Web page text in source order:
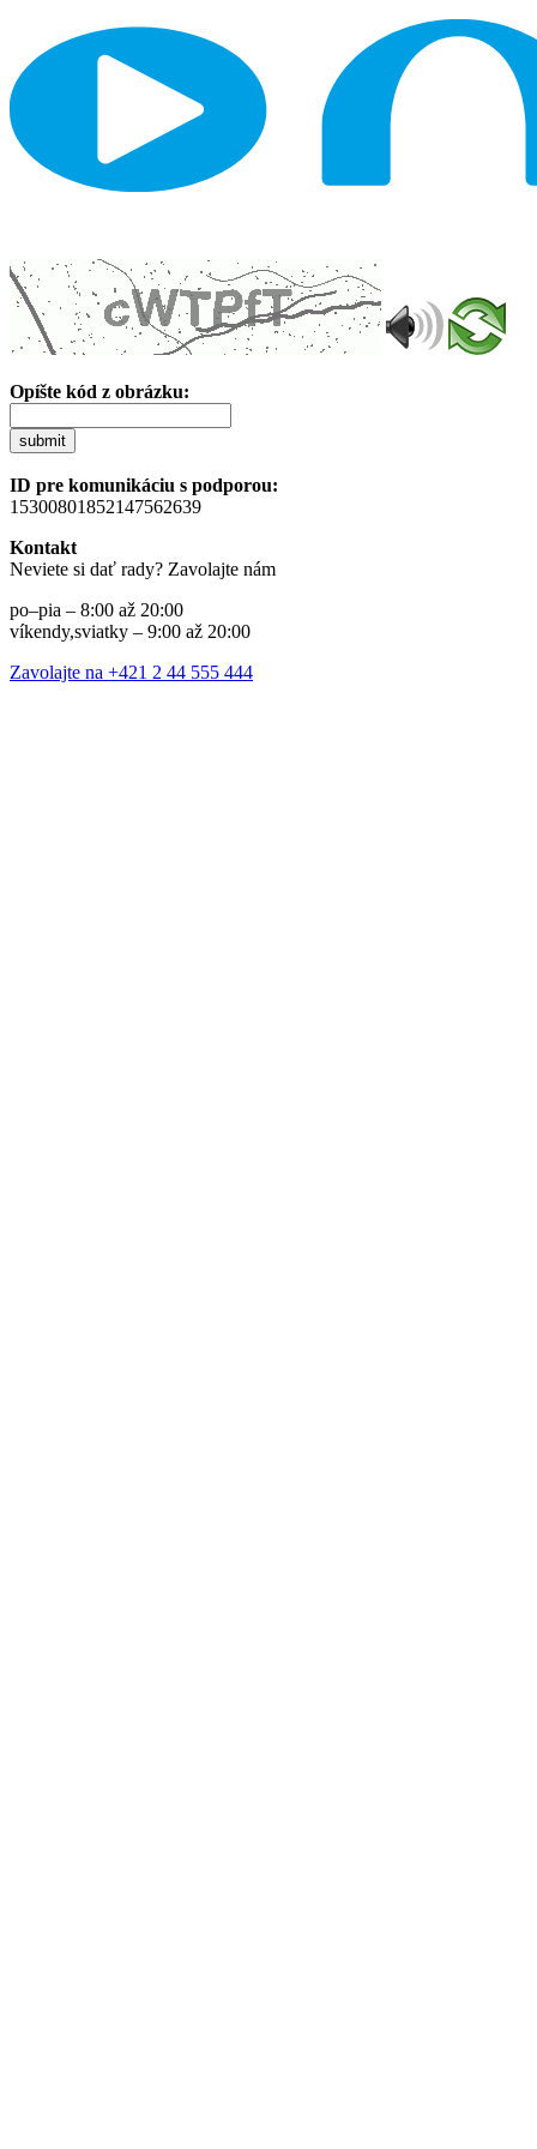
Opíšte kód z obrázku:
submit
ID pre komunikáciu s podporou:
15300801852147562639
Kontakt
Neviete si dať rady? Zavolajte nám
po–pia – 8:00 až 20:00
víkendy,sviatky – 9:00 až 20:00
Zavolajte na +421 2 44 555 444